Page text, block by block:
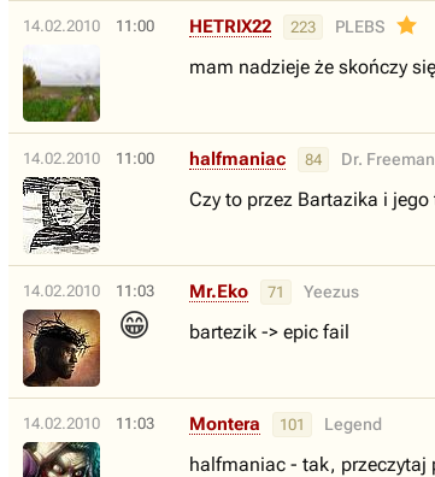
14.02.2010 11:00 HETRIX22 223 PLEBS
mam nadzieje że skończy
14.02.2010 11:00 halfmaniac 84 Dr. Freeman
Czy to przez Bartazika i jego
14.02.2010 11:03
😁
Mr.Eko 71 Yeezus
bartezik -> epic fail
14.02.2010 11:03 Montera 101 Legend
halfmaniac - tak, przeczytaj